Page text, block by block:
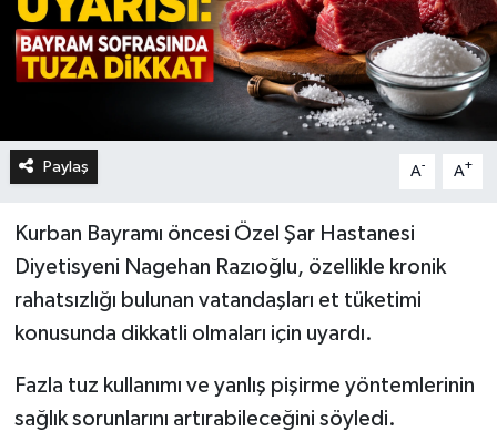
Paylaş A- A+
Kurban Bayramı öncesi Özel Şar Hastanesi
Diyetisyeni Nagehan Razıoğlu, özellikle kronik
rahatsızlığı bulunan vatandaşları et tüketimi
konusunda dikkatli olmaları için uyardı.
Fazla tuz kullanımı ve yanlış pişirme yöntemlerinin
sağlık sorunlarını artırabileceğini söyledi.